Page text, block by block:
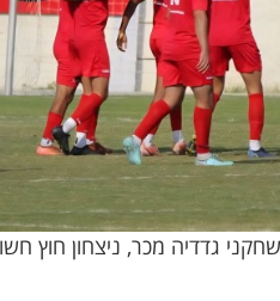
שחקני גדדיה מכר, ניצחון חוץ